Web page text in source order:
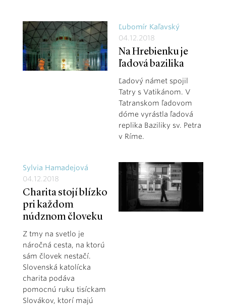
Ľubomír Kaľavský
04.12.2018
Na Hrebienku je
ľadová bazilika
Ľadový námet spojil
Tatry s Vatikánom. V
Tatranskom ľadovom
dóme vyrástla ľadová
replika Baziliky sv. Petra
v Ríme.
Sylvia Hamadejová
04.12.2018
Charita stojí blízko
pri každom
núdznom človeku
Z tmy na svetlo je
náročná cesta, na ktorú
sám človek nestačí.
Slovenská katolícka
charita podáva
pomocnú ruku tisíckam
Slovákov, ktorí majú